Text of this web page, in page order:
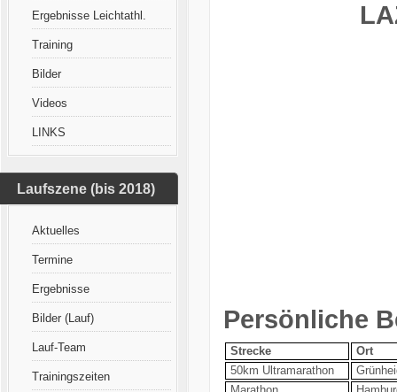
Ergebnisse Leichtathl.
Training
Bilder
Videos
LINKS
Laufszene (bis 2018)
Aktuelles
Termine
Ergebnisse
Bilder (Lauf)
Lauf-Team
Trainingszeiten
Persönliche
Strecke
Ort
50km Ultramarathon